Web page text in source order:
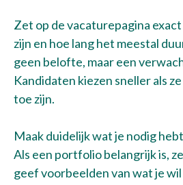
Zet op de vacaturepagina
zijn en hoe lang het meestal
geen belofte, maar een
Kandidaten kiezen sneller als
toe zijn.
Maak duidelijk wat je nodig
Als een portfolio belangrijk is,
geef voorbeelden van wat je wil